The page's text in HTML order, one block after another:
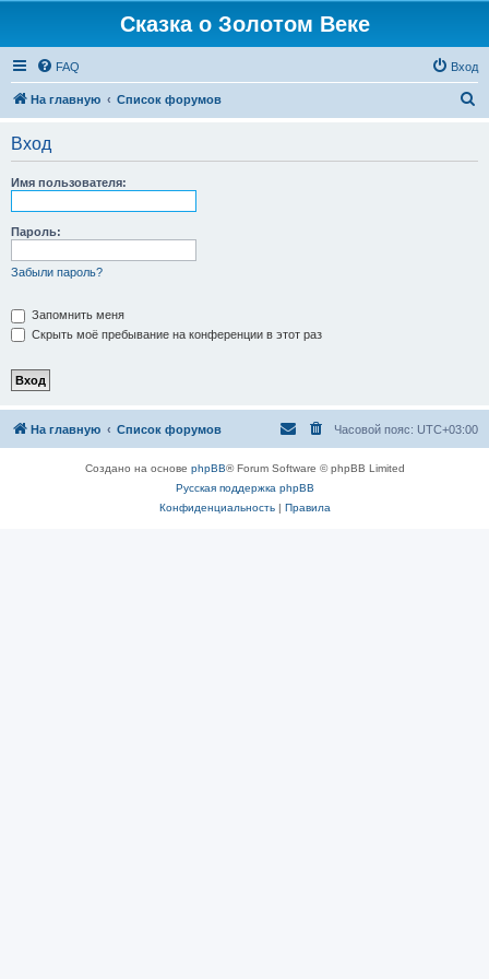
Сказка о Золотом Веке
FAQ Вход
На главную Список форумов
Вход
Имя пользователя:
Пароль:
Забыли пароль?
Запомнить меня
Скрыть моё пребывание на конференции в этот раз
На главную Список форумов Часовой пояс: UTC+03:00
Создано на основе phpBB® Forum Software © phpBB Limited
Русская поддержка phpBB
Конфиденциальность| Правила